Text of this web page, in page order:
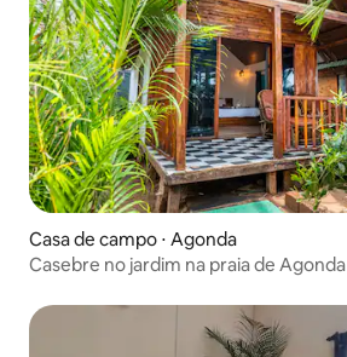
Casa de campo ⋅ Agonda
Casebre no jardim na praia de Agonda